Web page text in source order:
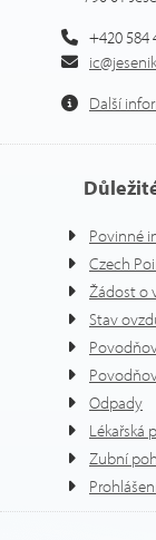
+420 584
Další
Povinné
Czech
Žádost o
Stav
Odpady
Lékařská
Zubní